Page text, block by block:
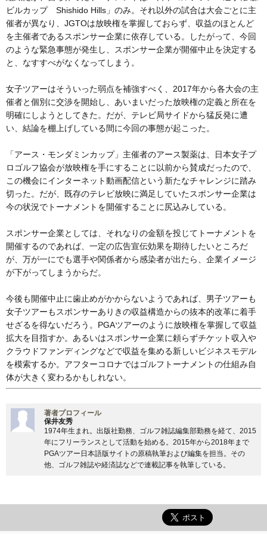
ビルカップ Shishido Hills」のみ。それ以外の試合は大会ごとに主
催者が異なり、JGTOは放映権を掌握しておらず、収益のほとんど
を主催者であるスポンサー企業に依存している。したがって、今回
のような緊急事態が発生し、スポンサー企業が開催中止を決定する
と、なすすべがなくなってしまう。
女子ツアーはそういった弱点を補強すべく、2017年から各大会の主
催者と個別に交渉を開始し、あいまいだった放映権の定義と所在を
明確にしようとしてきた。だが、テレビ局サイドから猛反発に遭
い、結論を棚上げしている間に今回の事態が起こった。
「アース・モンダミンカップ」主催者のアース製薬は、日本女子プ
ロゴルフ協会が放映権を手にすることに以前から賛成だったので、
この機会にインターネット動画配信という新たなチャレンジに踏み
切った。だが、既存のテレビ放映に満足していたスポンサー企業は
今の状況でトーナメントを開催することに尻込みしている。
スポンサー企業としては、それなりの金額を投じてトーナメントを
開催するのであれば、一定の広告宣伝効果を期待したいところだ
が、万が一にでも選手や関係者から感染者が出たら、企業イメージ
が下がってしまうからだ。
今後も開催中止に歯止めがかからないようであれば、男子ツアーも
女子ツアーもスポンサーありきの収益構造からの抜本的改革に着手
せざるを得ないだろう。PGAツアーのように放映権を掌握して収益
拡大を目指すか。あるいはスポンサー企業に頼らずチケット収入や
クラウドファンディングなどで収益を集める新しいビジネスモデル
を模索するか。アフターコロナではゴルフトーナメントの仕組み自
体が大きく変わるかもしれない。
著者プロフィール
保井友秀
1974年生まれ。出版社勤務、ゴルフ雑誌編集部勤務を経て、2015
年にフリーランスとして活動を始める。2015年から2018年まで
PGAツアー日本語版サイトの原稿執筆および編集を担当。その
他、ゴルフ雑誌や経済誌などで連載記事を執筆している。